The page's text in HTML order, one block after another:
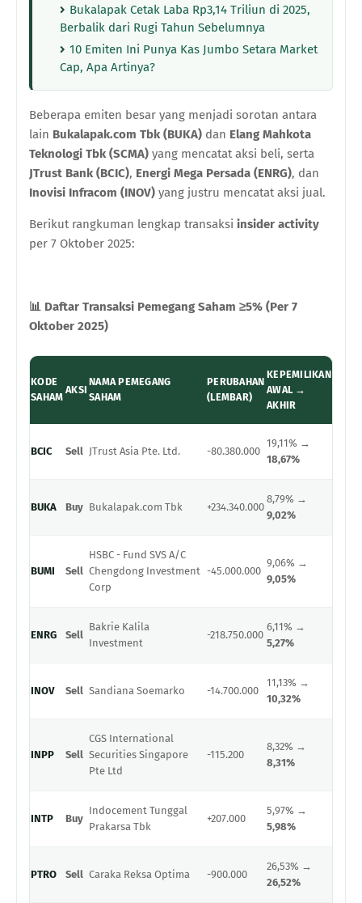
Bukalapak Cetak Laba Rp3,14 Triliun di 2025,
Berbalik dari Rugi Tahun Sebelumnya
10 Emiten Ini Punya Kas Jumbo Setara Market
Cap, Apa Artinya?
Beberapa emiten besar yang menjadi sorotan antara
lain Bukalapak.com Tbk (BUKA) dan Elang Mahkota
Teknologi Tbk (SCMA) yang mencatat aksi beli, serta
JTrust Bank (BCIC), Energi Mega Persada (ENRG), dan
Inovisi Infracom (INOV) yang justru mencatat aksi jual.
Berikut rangkuman lengkap transaksi insider activity
per 7 Oktober 2025:
📊 Daftar Transaksi Pemegang Saham ≥5% (Per 7
Oktober 2025)
KODE
SAHAM
AKSI
NAMA PEMEGANG
SAHAM
PERUBAHAN
(LEMBAR)
KEPEMILIKAN
AWAL →
AKHIR
BCIC Sell JTrust Asia Pte. Ltd. -80.380.000
19,11% →
18,67%
BUKA Buy Bukalapak.com Tbk +234.340.000
8,79% →
9,02%
BUMI Sell
HSBC - Fund SVS A/C
Chengdong Investment
Corp
-45.000.000
9,06% →
9,05%
ENRG Sell
Bakrie Kalila
Investment
-218.750.000
6,11% →
5,27%
INOV Sell Sandiana Soemarko -14.700.000
11,13% →
10,32%
INPP Sell
CGS International
Securities Singapore
Pte Ltd
-115.200
8,32% →
8,31%
INTP Buy
Indocement Tunggal
Prakarsa Tbk
+207.000
5,97% →
5,98%
PTRO Sell Caraka Reksa Optima -900.000
26,53% →
26,52%